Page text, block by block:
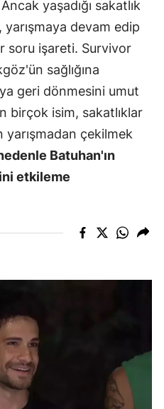
yaşadığı sakatlık
devam edip
soru işareti. Survivor
sağlığına
geri dönmesini umut
birçok isim, sakatlıklar
çekilmek
Batuhan'ın
etkileme